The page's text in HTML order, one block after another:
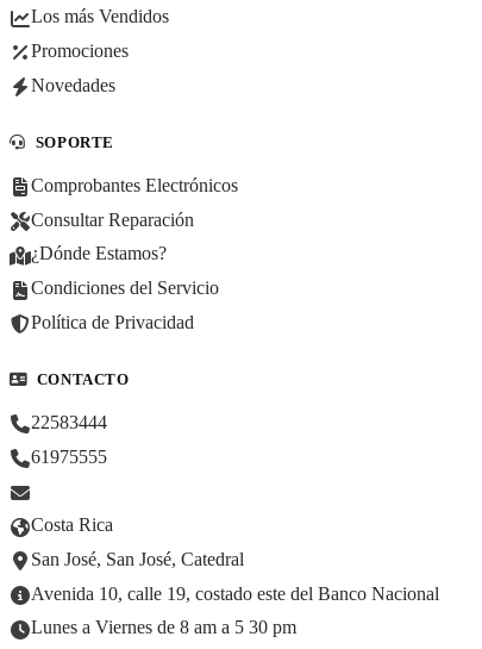
Los más Vendidos
Promociones
Novedades
SOPORTE
Comprobantes Electrónicos
Consultar Reparación
¿Dónde Estamos?
Condiciones del Servicio
Política de Privacidad
CONTACTO
22583444
61975555
Costa Rica
San José, San José, Catedral
Avenida 10, calle 19, costado este del Banco Nacional
Lunes a Viernes de 8 am a 5 30 pm